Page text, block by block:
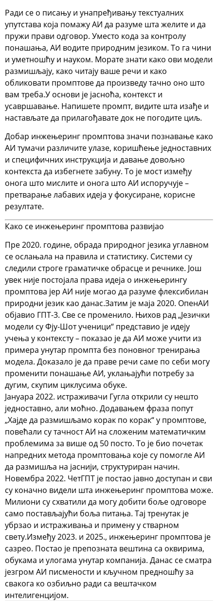
Ради се о писању и унапређивању текстуалних
упутстава која помажу АИ да разуме шта желите и да
пружи прави одговор. Уместо кода за контролу
понашања, АИ водите природним језиком. То га чини
и уметношћу и науком. Морате знати како ови модели
размишљају, како читају ваше речи и како
обликовати промптове да произведу тачно оно што
вам треба.У основи је јасноћа, контекст и
усавршавање. Напишете промпт, видите шта изађе и
настављате да прилагођавате док не погодите циљ.
Добар инжењеринг промптова значи познавање како
АИ тумачи различите улазе, коришћење једноставних
и специфичних инструкција и давање довољно
контекста да избегнете забуну. То је мост између
онога што мислите и онога што АИ испоручује –
претварање лабавих идеја у фокусиране, корисне
резултате.
Како се инжењеринг промптова развијао
Пре 2020. године, обрада природног језика углавном
се ослањала на правила и статистику. Системи су
следили строге граматичке обрасце и речнике. Још
увек није постојала права идеја о инжењерингу
промптова јер АИ није могао да разуме флексибилан
природни језик као данас.Затим је маја 2020. ОпенАИ
објавио ГПТ-3. Све се променило. Њихов рад „Језички
модели су Фју-Шот ученици“ представио је идеју
учења у контексту– показао је да АИ може учити из
примера унутар промпта без поновног тренирања
модела. Доказало је да праве речи саме по себи могу
променити понашање АИ, уклањајући потребу за
дугим, скупим циклусима обуке.
Јануара 2022. истраживачи Гугла открили су нешто
једноставно, али моћно. Додавањем фраза попут
„Хајде да размишљамо корак по корак“ у промптове,
повећали су тачност АИ на сложеним математичким
проблемима за више од 50 посто. То је био почетак
напредних метода промптовања које су помогле АИ
да размишља на јаснији, структуриран начин.
Новембра 2022. ЧетГПТ је постао јавно доступан и сви
су коначно видели шта инжењеринг промптова може.
Милиони су схватили да могу добити боље одговоре
само постављајући боља питања. Тај тренутак је
убрзао и истраживања и примену у стварном
свету.Између2023. и 2025., инжењеринг промптова је
сазрео. Постао је препозната вештина са оквирима,
обукама и улогама унутар компанија. Данас се сматра
језгром АИ писмености и кључном предношћу за
свакога ко озбиљно ради са вештачком
интелигенцијом.